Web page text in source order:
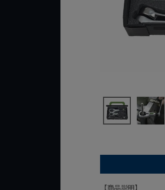
【商品説明】